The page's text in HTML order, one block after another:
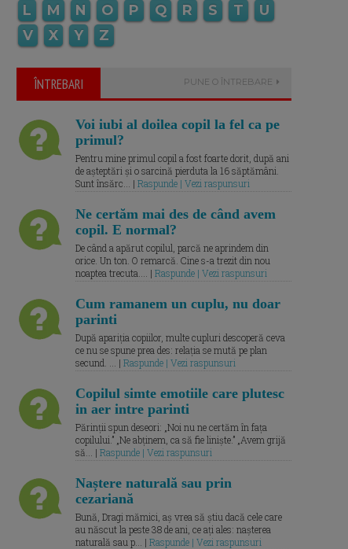
L
M N O P Q R S T
U
V
X Y Z
ÎNTREBARI PUNE O ÎNTREBARE
Voi iubi al doilea copil la fel ca pe
primul?
Pentru mine primul copil a fost foarte dorit, după ani
de așteptări și o sarcină pierduta la 16 săptămâni.
Sunt însărc... | Raspunde | Vezi raspunsuri
Ne certăm mai des de când avem
copil. E normal?
De când a apărut copilul, parcă ne aprindem din
orice. Un ton. O remarcă. Cine s-a trezit din nou
noaptea trecuta.... | Raspunde | Vezi raspunsuri
Cum ramanem un cuplu, nu doar
parinti
După apariția copiilor, multe cupluri descoperă ceva
ce nu se spune prea des: relația se mută pe plan
secund. ... | Raspunde | Vezi raspunsuri
Copilul simte emotiile care plutesc
in aer intre parinti
Părinții spun deseori: „Noi nu ne certăm în fața
copilului.” „Ne abținem, ca să fie liniște.” „Avem grijă
să... | Raspunde | Vezi raspunsuri
Naștere naturală sau prin
cezariană
Bună, Dragi mămici, aș vrea să știu dacă cele care
au născut la peste 38 de ani, ce ați ales: nașterea
naturală sau p... | Raspunde | Vezi raspunsuri